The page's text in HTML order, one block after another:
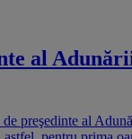
al
preşedinte al